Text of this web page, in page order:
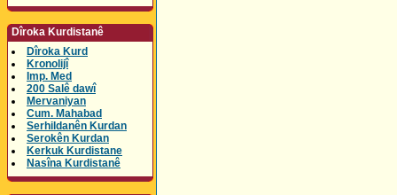
Dîroka Kurdistanê
Dîroka Kurd
Kronolijî
Imp. Med
200 Salê dawî
Mervaniyan
Cum. Mahabad
Serhildanên Kurdan
Serokên Kurdan
Kerkuk Kurdistane
Nasîna Kurdistanê